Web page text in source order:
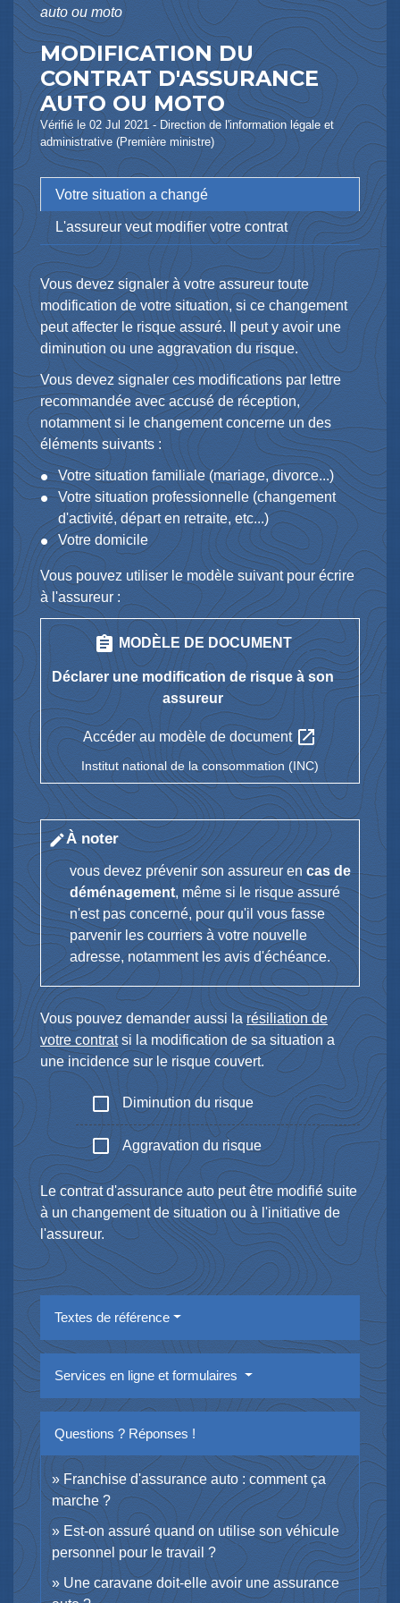
auto ou moto
MODIFICATION DU
CONTRAT D'ASSURANCE
AUTO OU MOTO
Vérifié le 02 Jul 2021 - Direction de l'information légale et
administrative (Première ministre)
Votre situation a changé
L'assureur veut modifier votre contrat
Vous devez signaler à votre assureur toute
modification de votre situation, si ce changement
peut affecter le risque assuré. Il peut y avoir une
diminution ou une aggravation du risque.
Vous devez signaler ces modifications par lettre
recommandée avec accusé de réception,
notamment si le changement concerne un des
éléments suivants :
Votre situation familiale (mariage, divorce...)
Votre situation professionnelle (changement
d'activité, départ en retraite, etc...)
Votre domicile
Vous pouvez utiliser le modèle suivant pour écrire
à l'assureur :
assignment MODÈLE DE DOCUMENT
Déclarer une modification de risque à son
assureur
Accéder au modèle de documentopen_in_new
Institut national de la consommation (INC)
editÀ noter
vous devez prévenir son assureur en cas de
déménagement, même si le risque assuré
n'est pas concerné, pour qu'il vous fasse
parvenir les courriers à votre nouvelle
adresse, notamment les avis d'échéance.
Vous pouvez demander aussi larésiliation de
votre contratsi la modification de sa situation a
une incidence sur le risque couvert.
check_box_outline_blank Diminution du risque
check_box_outline_blank Aggravation du risque
Le contrat d'assurance auto peut être modifié suite
à un changement de situation ou à l'initiative de
l'assureur.
Textes de référence
Services en ligne et formulaires
Questions ? Réponses !
Franchise d'assurance auto : comment ça
marche ?
Est-on assuré quand on utilise son véhicule
personnel pour le travail ?
Une caravane doit-elle avoir une assurance